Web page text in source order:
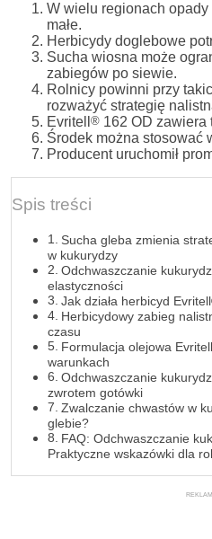
W wielu regionach opady
małe.
Herbicydy doglebowe
Sucha wiosna może
zabiegów po siewie.
Rolnicy powinni przy
rozważyć strategię
Evritell ® 162 OD zawiera
Środek można stosować
Producent uruchomił
Spis treści
Sucha gleba zmienia
w kukurydzy
Odchwaszczanie
elastyczności
Jak działa herbicyd
Herbicydowy zabieg
czasu
Formulacja olejowa
warunkach
Odchwaszczanie
zwrotem gotówki
Zwalczanie chwastów w
glebie?
FAQ: Odchwaszczanie
Praktyczne wskazówki dla